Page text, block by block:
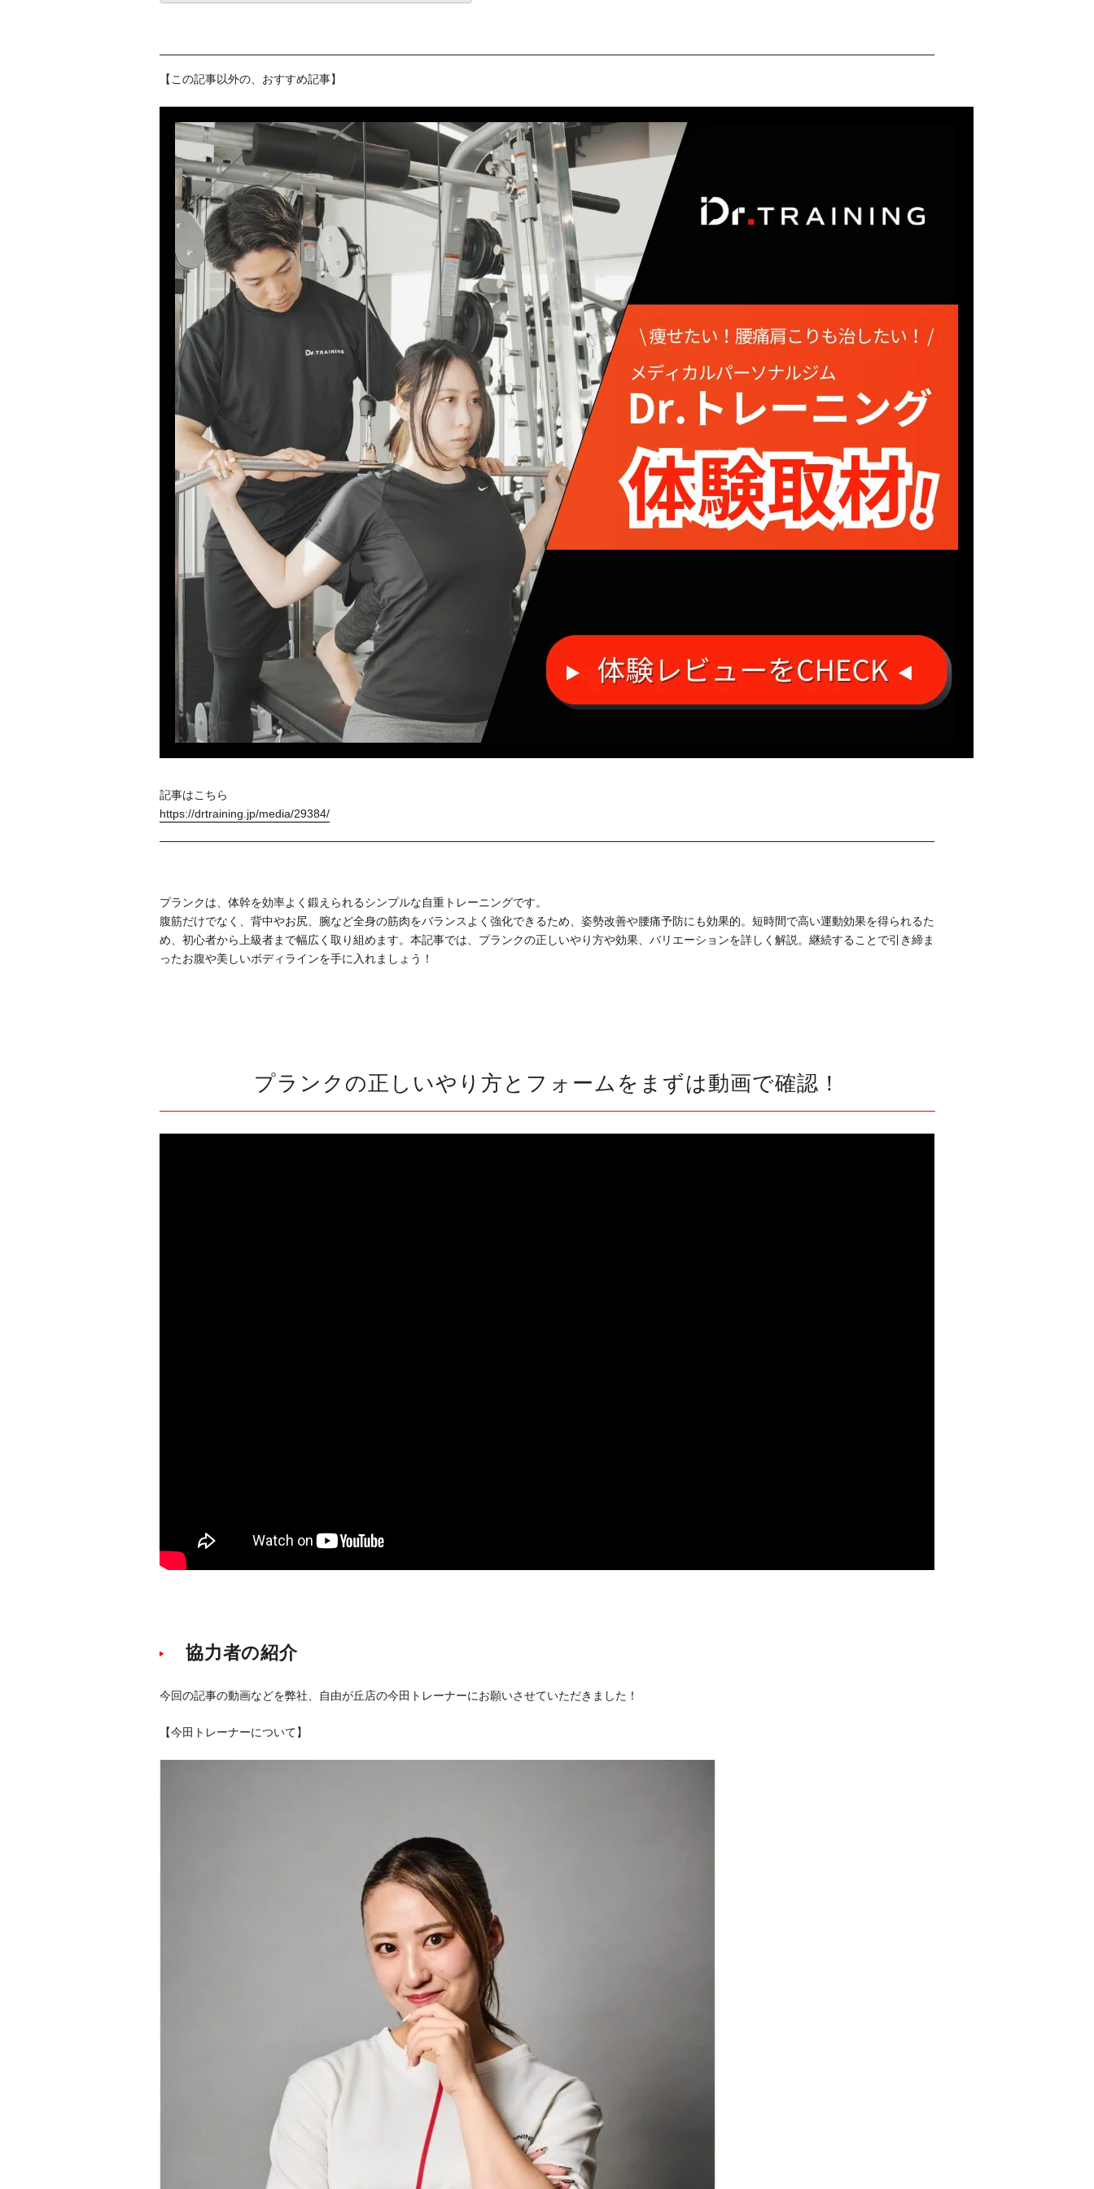
【この記事以外の、おすすめ記事】
記事はこちら
https://drtraining.jp/media/29384/
プランクは、体幹を効率よく鍛えられるシンプルな自重トレーニングです。
腹筋だけでなく、背中やお尻、腕など全身の筋肉をバランスよく強化できるため、姿勢改善や腰痛予防にも効果的。短時間で高い運動効果を得られるた
め、初心者から上級者まで幅広く取り組めます。本記事では、プランクの正しいやり方や効果、バリエーションを詳しく解説。継続することで引き締ま
ったお腹や美しいボディラインを手に入れましょう！
プランクの正しいやり方とフォームをまずは動画で確認！
協力者の紹介
今回の記事の動画などを弊社、自由が丘店の今田トレーナーにお願いさせていただきました！
【今田トレーナーについて】